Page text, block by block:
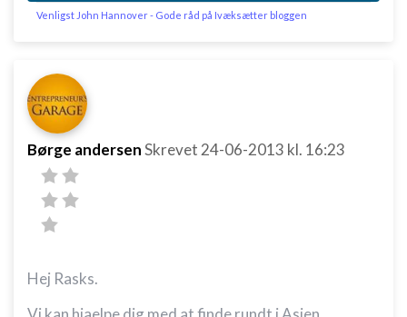
Venligst John Hannover - Gode råd på Ivæksætter bloggen
Børge andersenSkrevet 24-06-2013 kl. 16:23
Hej Rasks.